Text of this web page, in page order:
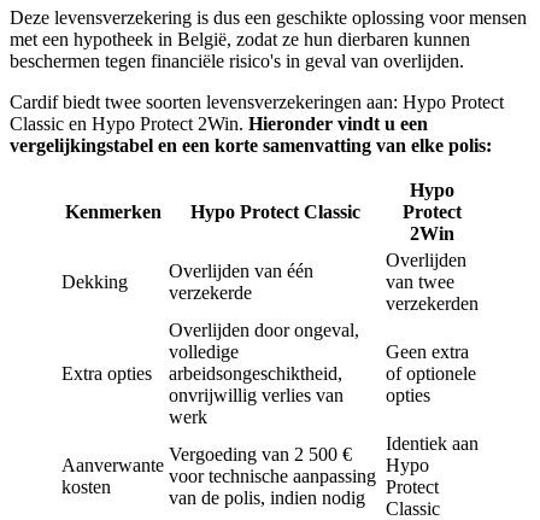
Deze levensverzekering is dus een geschikte oplossing voor mensen
met een hypotheek in België, zodat ze hun dierbaren kunnen
beschermen tegen financiële risico's in geval van overlijden.
Cardif biedt twee soorten levensverzekeringen aan: Hypo Protect
Classic en Hypo Protect 2Win. Hieronder vindt u een
vergelijkingstabel en een korte samenvatting van elke polis:
Kenmerken Hypo Protect Classic
Hypo
Protect
2Win
Dekking
Overlijden van één
verzekerde
Overlijden
van twee
verzekerden
Extra opties
Overlijden door ongeval,
volledige
arbeidsongeschiktheid,
onvrijwillig verlies van
werk
Geen extra
of optionele
opties
Aanverwante
kosten
Vergoeding van 2 500 €
voor technische aanpassing
van de polis, indien nodig
Identiek aan
Hypo
Protect
Classic